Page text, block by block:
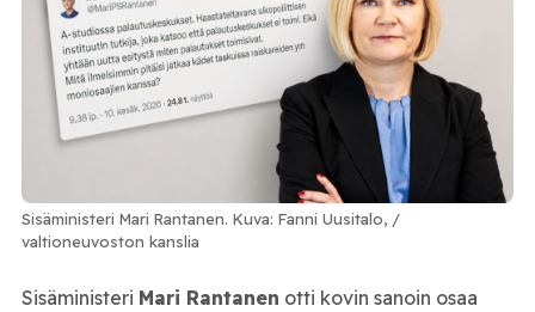
Sisäministeri Mari Rantanen. Kuva: Fanni Uusitalo, /
valtioneuvoston kanslia
Sisäministeri Mari Rantanen otti kovin sanoin osaa